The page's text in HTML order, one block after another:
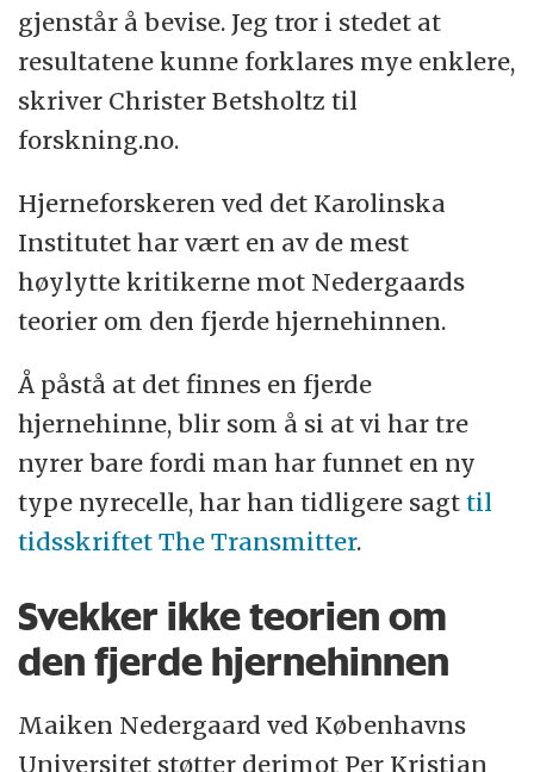
gjenstår å bevise. Jeg tror i stedet at
resultatene kunne forklares mye enklere,
skriver Christer Betsholtz til
forskning.no.
Hjerneforskeren ved det Karolinska
Institutet har vært en av de mest
høylytte kritikerne mot Nedergaards
teorier om den fjerde hjernehinnen.
Å påstå at det finnes en fjerde
hjernehinne, blir som å si at vi har tre
nyrer bare fordi man har funnet en ny
type nyrecelle, har han tidligere sagttil
tidsskriftet The Transmitter.
Svekker ikke teorien om
den fjerde hjernehinnen
Maiken Nedergaard ved Københavns
Universitet støtter derimot Per Kristian